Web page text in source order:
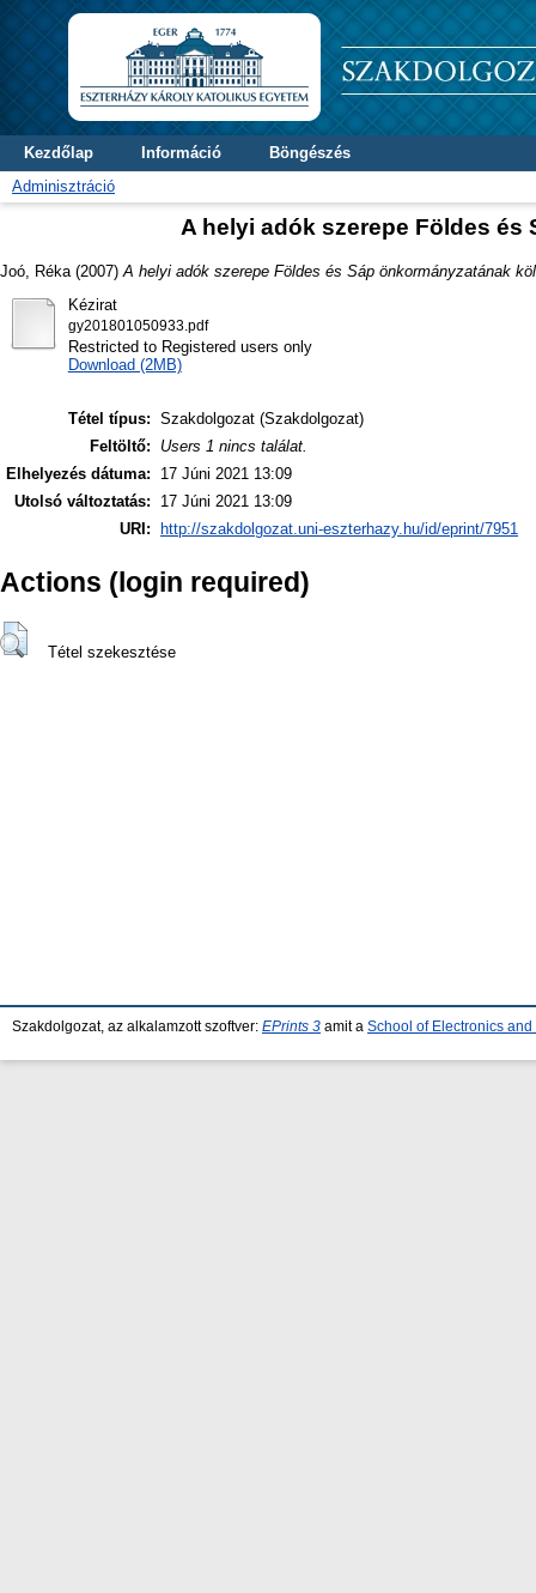
Kezdőlap Információ
Böngészés
Adminisztráció
A helyi adók szerepe Földes
Joó, Réka (2007) A helyi adók szerepe Földes és Sáp önkormányzatának
Kézirat
gy201801050933.pdf
Restricted to Registered users only
Download (2MB)
Tétel típus: Szakdolgozat (Szakdolgozat)
Feltöltő:
Users 1 nincs találat.
Elhelyezés dátuma:
17 Júni 2021 13:09
Utolsó változtatás:
17 Júni 2021 13:09
URI:
http://szakdolgozat.uni-eszterhazy.hu/id/eprint/7951
Actions (login required)
Tétel szekesztése
Szakdolgozat, az alkalamzott szoftver: EPrints 3 amit a School of Electronics